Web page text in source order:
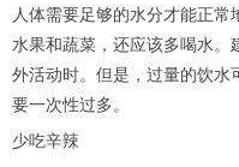
人体需要足够的水分才能正
水果和蔬菜，还应该多喝水。
外活动时。但是，过量的饮水
要一次性过多。
少吃辛辣